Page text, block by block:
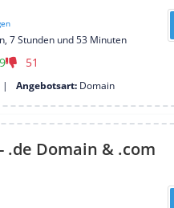
7 Stunden und 53 Minuten
9 51
Angebotsart: Domain
.de Domain & .com